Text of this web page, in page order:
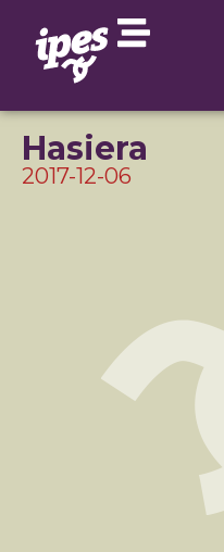
Hasiera
2017-12-06